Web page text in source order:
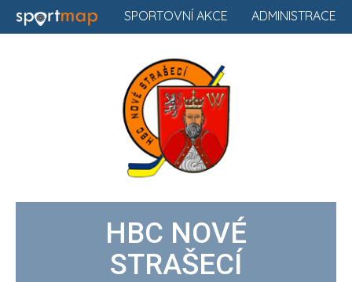
ADMINISTRACE
SPORTOVNÍ AKCE
HBC NOVÉ
STRAŠECÍ